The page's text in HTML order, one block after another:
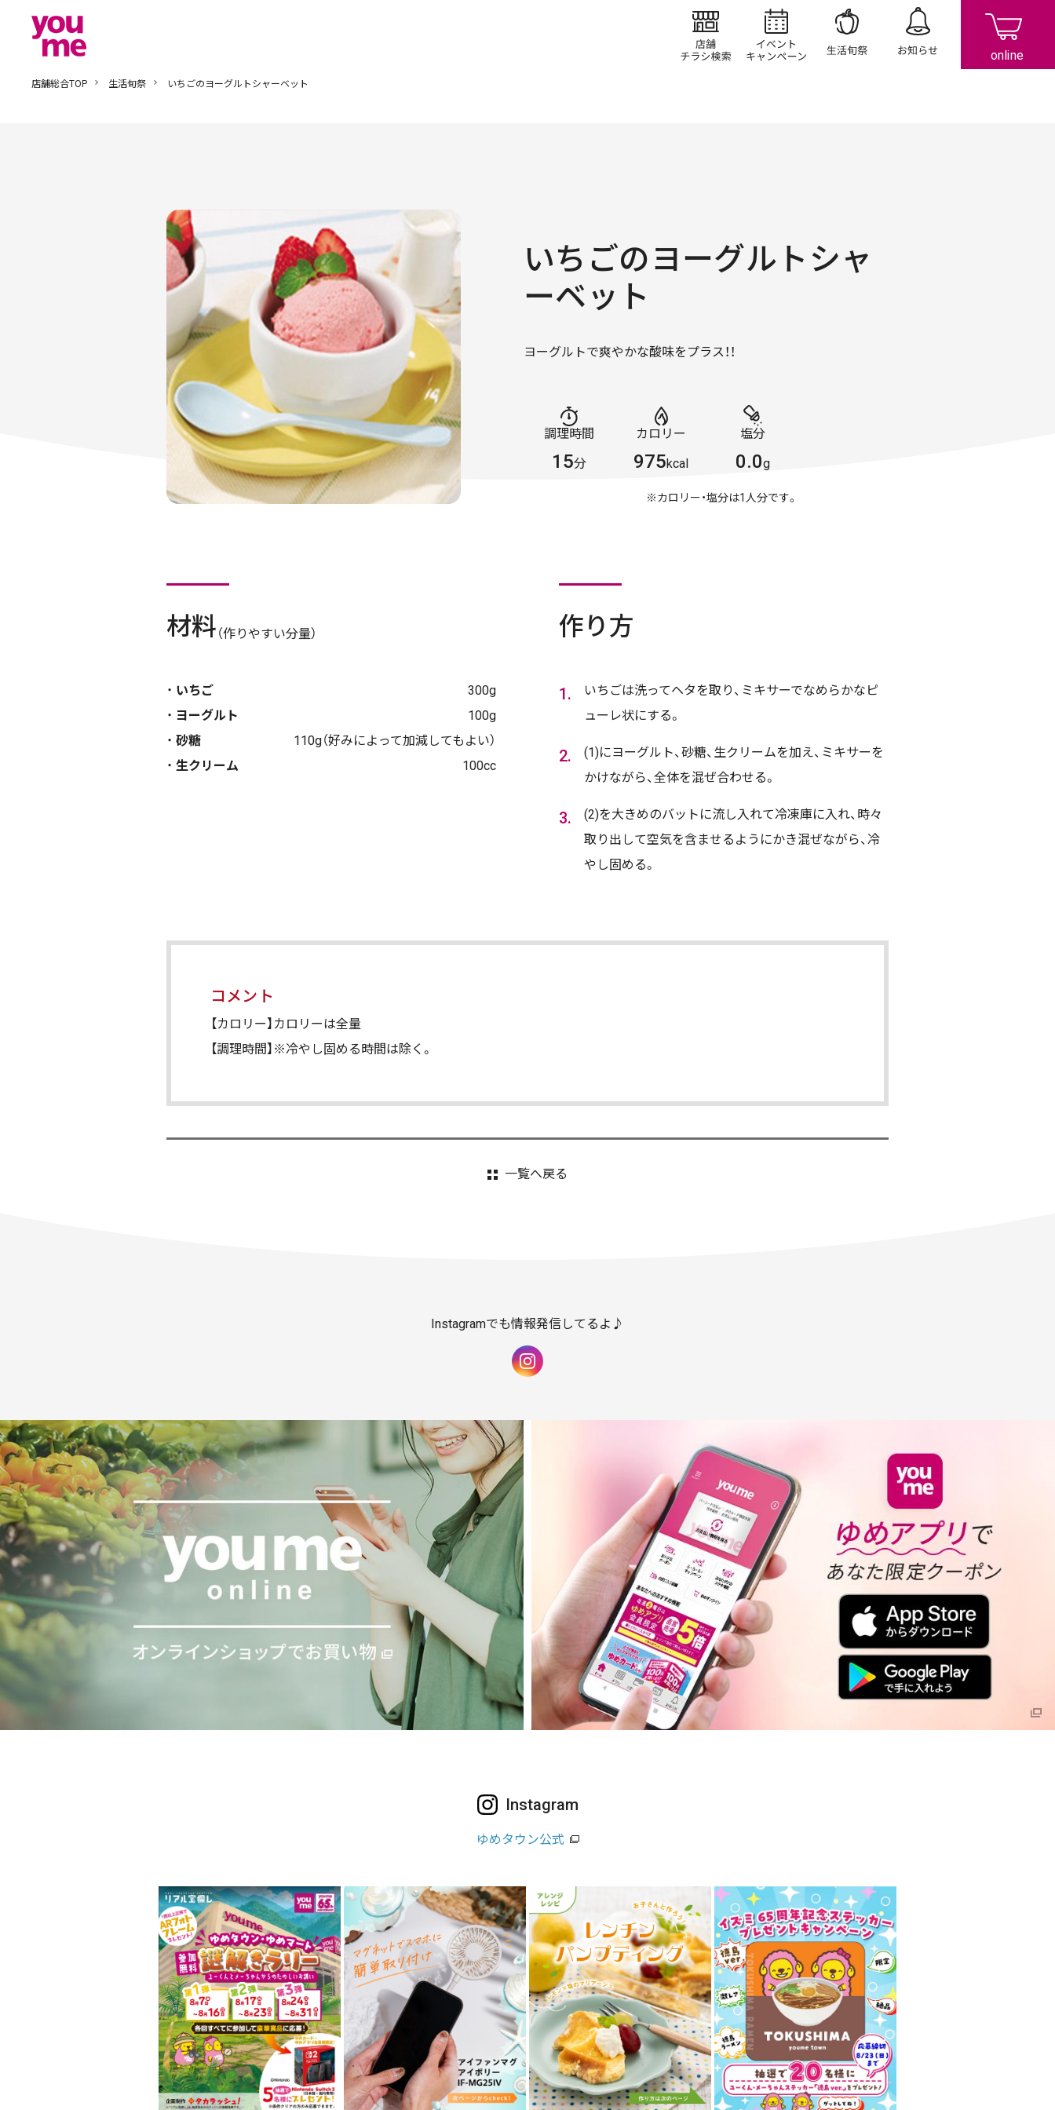
店舗/チラシ検索イベント/キャンペーン
生活旬祭 お知らせ
店舗総合TOP 生活旬祭 いちごのヨーグルトシャーベット
いちごのヨーグルトシャ
ーベット
ヨーグルトで爽やかな酸味をプラス！！
調理時間
15分
カロリー
975kcal
塩分
0.0g
※カロリー・塩分は1人分です。
材料 （作りやすい分量）
いちご
300g
ヨーグルト
100g
砂糖
110g（好みによって加減してもよい）
生クリーム
100cc
作り方
いちごは洗ってヘタを取り、ミキサーでなめらかなピ
ューレ状にする。
(1)にヨーグルト、砂糖、生クリームを加え、ミキサーを
かけながら、全体を混ぜ合わせる。
(2)を大きめのバットに流し入れて冷凍庫に入れ、時々
取り出して空気を含ませるようにかき混ぜながら、冷
やし固める。
コメント
【カロリー】カロリーは全量
【調理時間】※冷やし固める時間は除く。
一覧へ戻る
Instagramでも情報発信してるよ♪
Instagram
ゆめタウン公式